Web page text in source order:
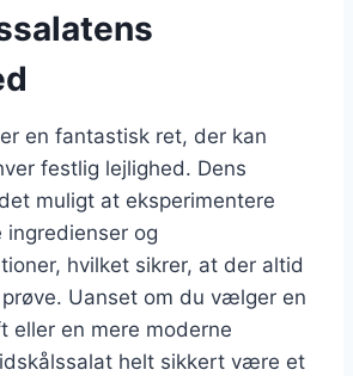
en fantastisk ret, der kan
festlig lejlighed. Dens
muligt at eksperimentere
ingredienser og
hvilket sikrer, at der altid
Uanset om du vælger en
eller en mere moderne
helt sikkert være et